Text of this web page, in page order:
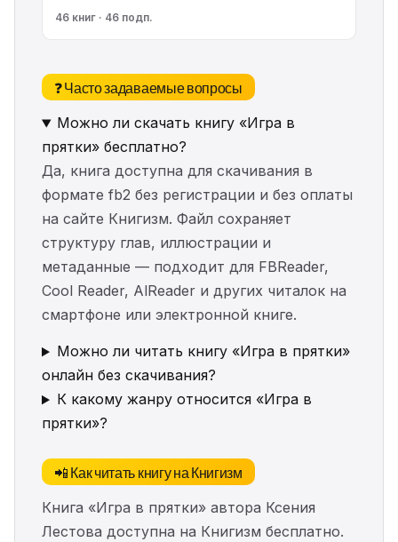
46 книг · 46 подп.
❓ Часто задаваемые вопросы
Можно ли скачать книгу «Игра в
прятки» бесплатно?
Да, книга доступна для скачивания в
формате fb2 без регистрации и без оплаты
на сайте Книгизм. Файл сохраняет
структуру глав, иллюстрации и
метаданные — подходит для FBReader,
Cool Reader, AlReader и других читалок на
смартфоне или электронной книге.
Можно ли читать книгу «Игра в прятки»
онлайн без скачивания?
К какому жанру относится «Игра в
прятки»?
📲 Как читать книгу на Книгизм
Книга «Игра в прятки» автора Ксения
Лестова доступна на Книгизм бесплатно.